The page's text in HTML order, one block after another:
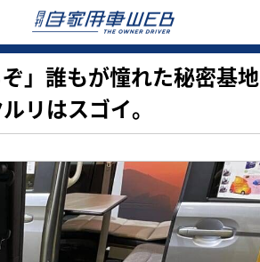
」誰もが憧れた秘密基地
リはスゴイ。